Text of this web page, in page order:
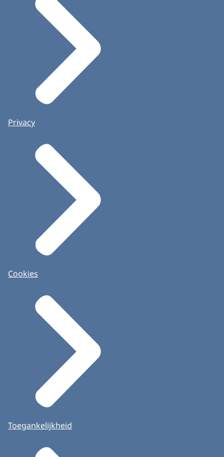
Privacy
Cookies
Toegankelijkheid